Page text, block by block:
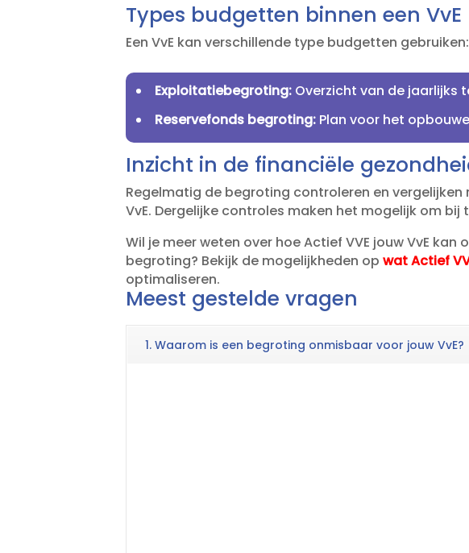
Types budgetten binnen een VvE
Een VvE kan verschillende type budgetten gebruiken:
Exploitatiebegroting: Overzicht van de jaarlijks
Reservefonds begroting: Plan voor het
Inzicht in de financiële
Regelmatig de begroting controleren en
VvE.​ Dergelijke controles maken het mogelijk om
Wil je meer weten over hoe Actief VVE jouw VvE
begroting? Bekijk de mogelijkheden opwat Actief
optimaliseren.​
Meest gestelde vragen
1. Waarom is een begroting onmisbaar voor jouw VvE?